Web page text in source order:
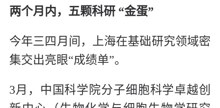
两个月内，五颗科研 “金蛋”
今年三四月间，上海在基础研究领域密
集交出亮眼“成绩单”。
3月，中国科学院分子细胞科学卓越创